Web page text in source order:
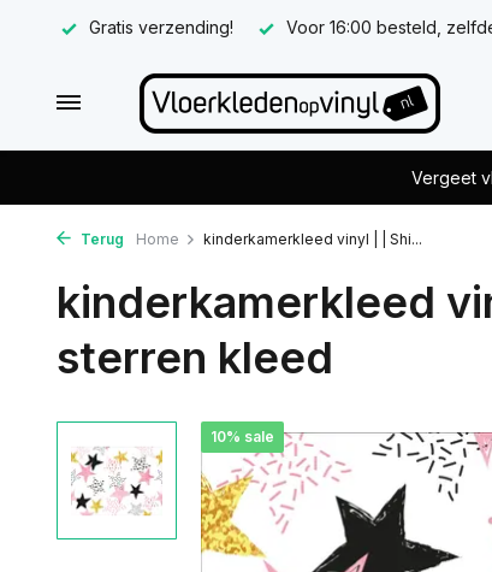
Gratis verzending! Voor 16:00 besteld,
Vergeet
Terug Home kinderkamerkleed vinyl | | Shi...
kinderkamerkleed
sterren kleed
10% sale